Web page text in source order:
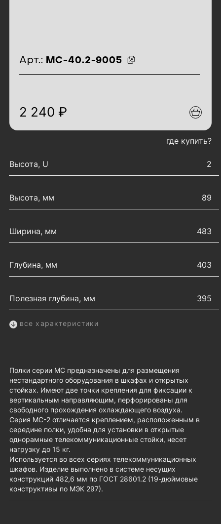
идентификаторы товара
Арт.: МС-40.2-9005
2 240 ₽
где купить?
Высота, U
2
Высота, мм 89
Ширина, мм 483
Глубина, мм 403
Полезная глубина, мм 395
все характеристики
Полки серии МС предназначены для размещения
нестандартного оборудования в шкафах и открытых
стойках. Имеют две точки крепления для фиксации к
вертикальным направляющим, перфорированы для
свободного прохождения охлаждающего воздуха.
Серия МС-2 отличается креплением, расположенным в
середине полки, удобна для установки в открытые
однорамные телекоммуникационные стойки, несет
нагрузку до 15 кг.
Используется во всех сериях телекоммуникационных
шкафов. Изделие выполнено в системе несущих
конструкций 482,6 мм по ГОСТ 28601.2 (19-дюймовые
конструктивы по МЭК 297).